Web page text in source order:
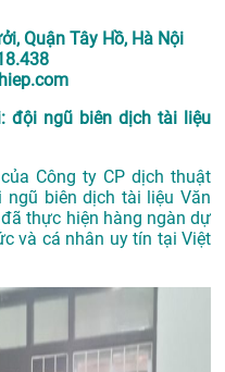
Quận Tây Hồ, Hà Nội
đội ngũ biên dịch tài liệu
Công ty CP dịch thuật
biên dịch tài liệu Văn
thực hiện hàng ngàn dự
và cá nhân uy tín tại Việt